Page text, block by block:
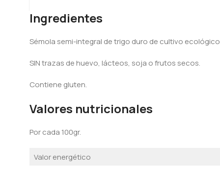
Ingredientes
Sémola semi-integral de trigo duro de cultivo
SIN trazas de huevo, lácteos, soja o frutos secos.
Contiene gluten.
Valores nutricionales
Por cada 100gr.
Valor energético